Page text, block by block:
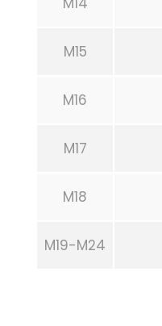
M15
M16
M17
M18
M19-M24